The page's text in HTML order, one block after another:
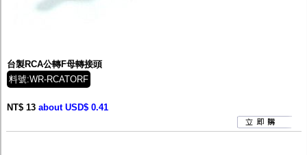
台製RCA公轉F母轉接頭
料號:WR-RCATORF
NT$ 13 about USD$ 0.41